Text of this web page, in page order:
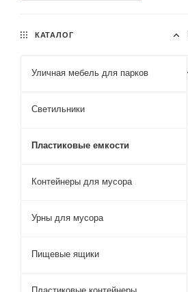
КАТАЛОГ
Уличная мебель для парков
Светильники
Пластиковые емкости
Контейнеры для мусора
Урны для мусора
Пищевые ящики